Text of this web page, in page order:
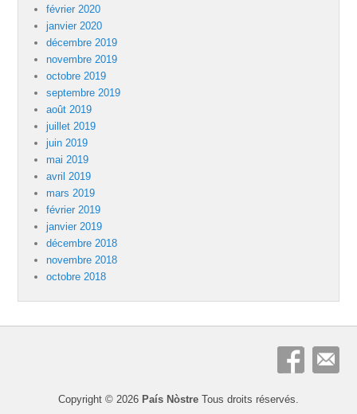
février 2020
janvier 2020
décembre 2019
novembre 2019
octobre 2019
septembre 2019
août 2019
juillet 2019
juin 2019
mai 2019
avril 2019
mars 2019
février 2019
janvier 2019
décembre 2018
novembre 2018
octobre 2018
Copyright © 2026 País Nòstre Tous droits réservés.